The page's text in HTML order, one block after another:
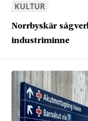
KULTUR
Norrbyskär
industriminne